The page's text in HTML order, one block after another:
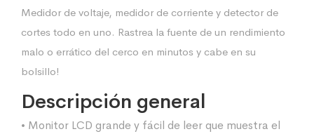
Medidor de voltaje, medidor de corriente y detector de
cortes todo en uno. Rastrea la fuente de un rendimiento
malo o errático del cerco en minutos y cabe en su
bolsillo!
Descripción general
• Monitor LCD grande y fácil de leer que muestra el